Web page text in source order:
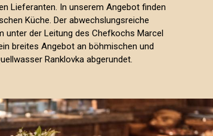
Lieferanten. In unserem Angebot finden
Küche. Der abwechslungsreiche
unter der Leitung des Chefkochs Marcel
breites Angebot an böhmischen und
Ranklovka abgerundet.